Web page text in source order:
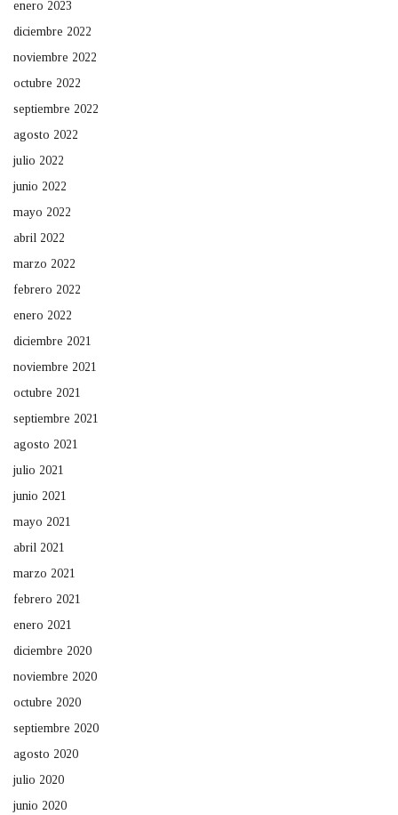
enero 2023
diciembre 2022
noviembre 2022
octubre 2022
septiembre 2022
agosto 2022
julio 2022
junio 2022
mayo 2022
abril 2022
marzo 2022
febrero 2022
enero 2022
diciembre 2021
noviembre 2021
octubre 2021
septiembre 2021
agosto 2021
julio 2021
junio 2021
mayo 2021
abril 2021
marzo 2021
febrero 2021
enero 2021
diciembre 2020
noviembre 2020
octubre 2020
septiembre 2020
agosto 2020
julio 2020
junio 2020